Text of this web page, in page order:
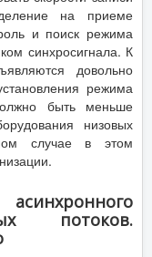
на приеме
и поиск режима
синхросигнала. К
довольно
режима
быть меньше
низовых
случае в этом
потоков.